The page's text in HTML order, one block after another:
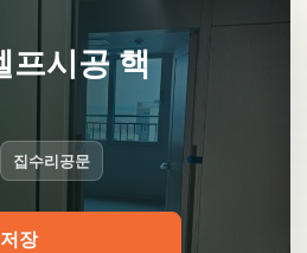
프시공 핵
집수리공문
장